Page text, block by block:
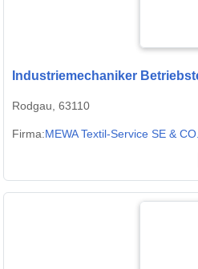
Industriemechaniker
Rodgau, 63110
Firma:MEWA Textil-Service SE &